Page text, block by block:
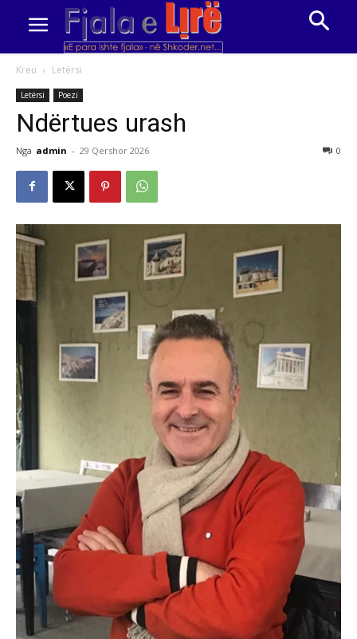
Kreu Letërsi
Letërsi Poezi
Ndërtues urash
Nga admin - 29 Qershor 2026 0